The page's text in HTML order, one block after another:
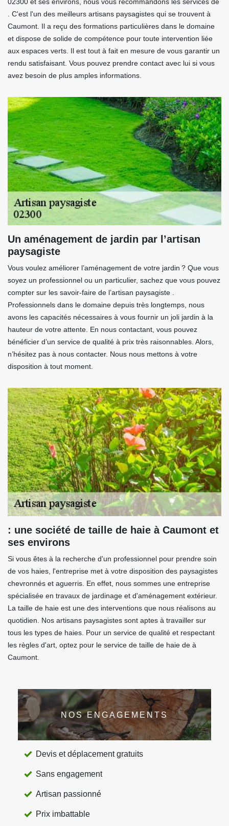
. C'est l'un des meilleurs artisans paysagistes qui se trouvent à
Caumont. Il a reçu des formations particulières dans le domaine
et dispose de solide de compétence pour toute intervention liée
aux espaces verts. Il est tout à fait en mesure de vous garantir un
rendu satisfaisant. Vous pouvez prendre contact avec lui si vous
avez besoin de plus amples informations.
Un aménagement de jardin par l’artisan
paysagiste
Vous voulez améliorer l’aménagement de votre jardin ? Que vous
soyez un professionnel ou un particulier, sachez que vous pouvez
compter sur les savoir-faire de l’artisan paysagiste .
Professionnels dans le domaine depuis très longtemps, nous
avons les capacités nécessaires à vous fournir un joli jardin à la
hauteur de votre attente. En nous contactant, vous pouvez
bénéficier d’un service de qualité à prix très raisonnables. Alors,
n’hésitez pas à nous contacter. Nous nous mettons à votre
disposition à tout moment.
: une société de taille de haie à Caumont et
ses environs
Si vous êtes à la recherche d'un professionnel pour prendre soin
de vos haies, l'entreprise met à votre disposition des paysagistes
chevronnés et aguerris. En effet, nous sommes une entreprise
spécialisée en travaux de jardinage et d'aménagement extérieur.
La taille de haie est une des interventions que nous réalisons au
quotidien. Nos artisans paysagistes sont aptes à travailler sur
tous les types de haies. Pour un service de qualité et respectant
les règles d'art, optez pour le service de taille de haie de à
Caumont.
NOS ENGAGEMENTS
Devis et déplacement gratuits
Sans engagement
Artisan passionné
Prix imbattable